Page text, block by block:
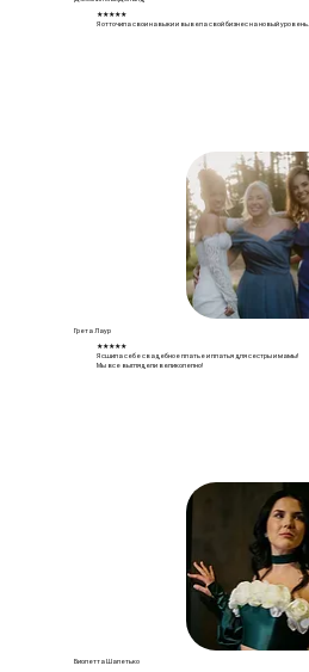
★★★★★
Я отточила свои навыки и вывела свой бизнес на новый уровень.
Грета Лаур
★★★★★
Я сшила себе свадебное платье и платья для сестры и мамы!
Мы все выглядели великолепно!
Виолетта Шапетько